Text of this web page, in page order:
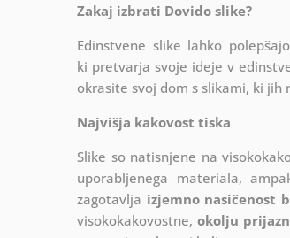
Zakaj izbrati Dovido slike?
Edinstvene slike lahko
ki pretvarja svoje ideje v
okrasite svoj dom s slikami, ki jih
Najvišja kakovost tiska
Slike so natisnjene na
uporabljenega materiala,
zagotavlja izjemno nasičenost
visokokakovostne, okolju